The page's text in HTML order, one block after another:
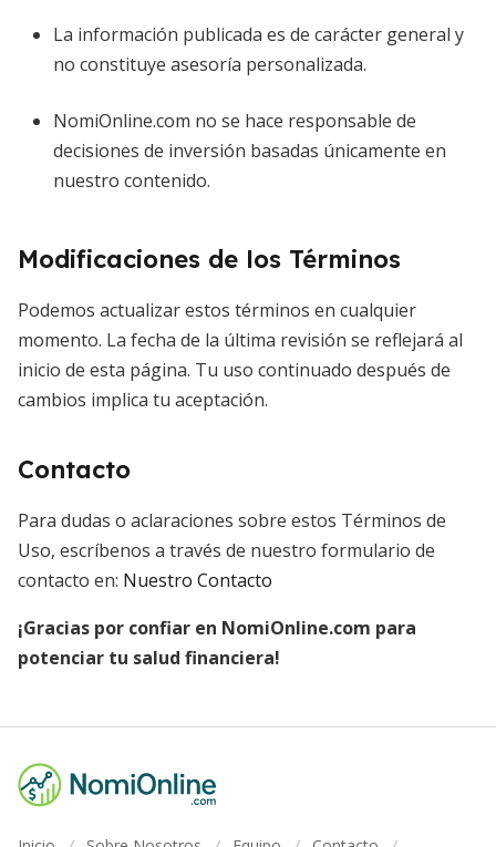
La información publicada es de carácter general y
no constituye asesoría personalizada.
NomiOnline.com no se hace responsable de
decisiones de inversión basadas únicamente en
nuestro contenido.
Modificaciones de los Términos
Podemos actualizar estos términos en cualquier
momento. La fecha de la última revisión se reflejará al
inicio de esta página. Tu uso continuado después de
cambios implica tu aceptación.
Contacto
Para dudas o aclaraciones sobre estos Términos de
Uso, escríbenos a través de nuestro formulario de
contacto en: Nuestro Contacto
¡Gracias por confiar en NomiOnline.com para
potenciar tu salud financiera!